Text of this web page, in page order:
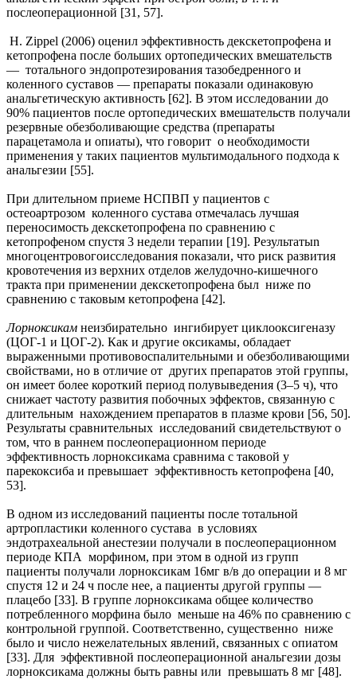
послеоперационной [31, 57].
H. Zippel (2006) оценил эффективность декскетопрофена и
кетопрофена после больших ортопедических вмешательств
— тотального эндопротезирования тазобедренного и
коленного суставов — препараты показали одинаковую
анальгетическую активность [62]. В этом исследовании до
90% пациентов после ортопедических вмешательств получали
резервные обезболивающие средства (препараты
парацетамола и опиаты), что говорит о необходимости
применения у таких пациентов мультимодального подхода к
анальгезии [55].
При длительном приеме НСПВП у пациентов с
остеоартрозом коленного сустава отмечалась лучшая
переносимость декскетопрофена по сравнению с
кетопрофеном спустя 3 недели терапии [19]. Результатыn
многоцентровогоисследования показали, что риск развития
кровотечения из верхних отделов желудочно-кишечного
тракта при применении декскетопрофена был ниже по
сравнению с таковым кетопрофена [42].
Лорноксикам неизбирательно ингибирует циклооксигеназу
(ЦОГ-1 и ЦОГ-2). Как и другие оксикамы, обладает
выраженными противовоспалительными и обезболивающими
свойствами, но в отличие от других препаратов этой группы,
он имеет более короткий период полувыведения (3–5 ч), что
снижает частоту развития побочных эффектов, связанную с
длительным нахождением препаратов в плазме крови [56, 50].
Результаты сравнительных исследований свидетельствуют о
том, что в раннем послеоперационном периоде
эффективность лорноксикама сравнима с таковой у
парекоксиба и превышает эффективность кетопрофена [40,
53].
В одном из исследований пациенты после тотальной
артропластики коленного сустава в условиях
эндотрахеальной анестезии получали в послеоперационном
периоде КПА морфином, при этом в одной из групп
пациенты получали лорноксикам 16мг в/в до операции и 8 мг
спустя 12 и 24 ч после нее, а пациенты другой группы —
плацебо [33]. В группе лорноксикама общее количество
потребленного морфина было меньше на 46% по сравнению с
контрольной группой. Соответственно, существенно ниже
было и число нежелательных явлений, связанных с опиатом
[33]. Для эффективной послеоперационной анальгезии дозы
лорноксикама должны быть равны или превышать 8 мг [48].